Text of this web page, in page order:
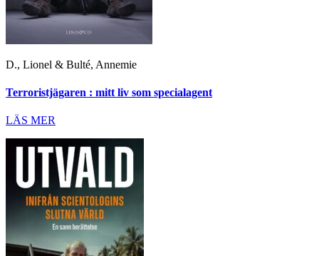
D., Lionel & Bulté, Annemie
Terroristjägaren : mitt liv som specialagent
LÄS MER